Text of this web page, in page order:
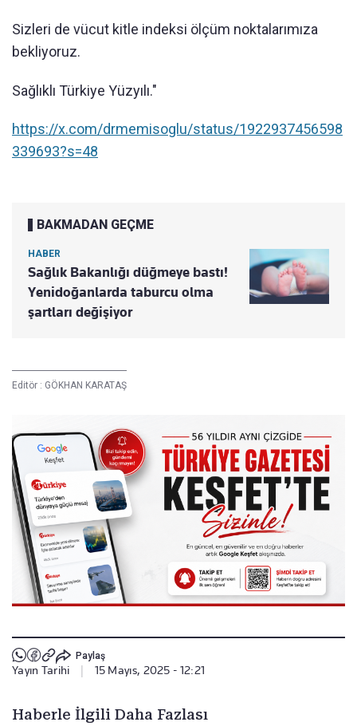
Sizleri de vücut kitle indeksi ölçüm noktalarımıza
bekliyoruz.
Sağlıklı Türkiye Yüzyılı."
https://x.com/drmemisoglu/status/1922937456598
339693?s=48
BAKMADAN GEÇME
HABER
Sağlık Bakanlığı düğmeye bastı!
Yenidoğanlarda taburcu olma
şartları değişiyor
Editör : GÖKHAN KARATAŞ
Paylaş
Yayın Tarihi 15 Mayıs, 2025 - 12:21
Haberle İlgili Daha Fazlası